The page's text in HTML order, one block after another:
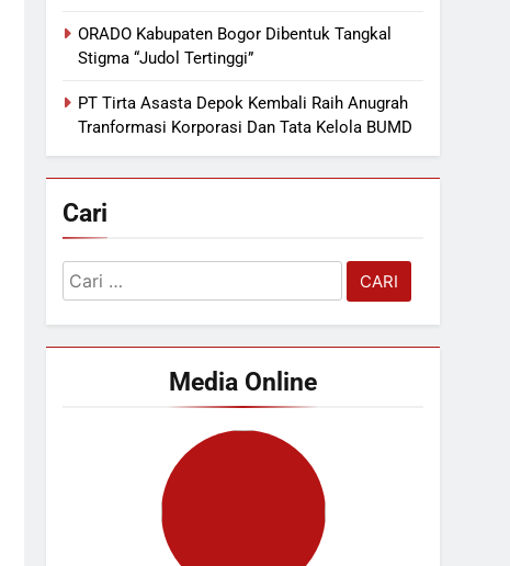
ORADO Kabupaten Bogor Dibentuk Tangkal
Stigma “Judol Tertinggi”
PT Tirta Asasta Depok Kembali Raih Anugrah
Tranformasi Korporasi Dan Tata Kelola BUMD
Cari
Cari
untuk:
Media Online